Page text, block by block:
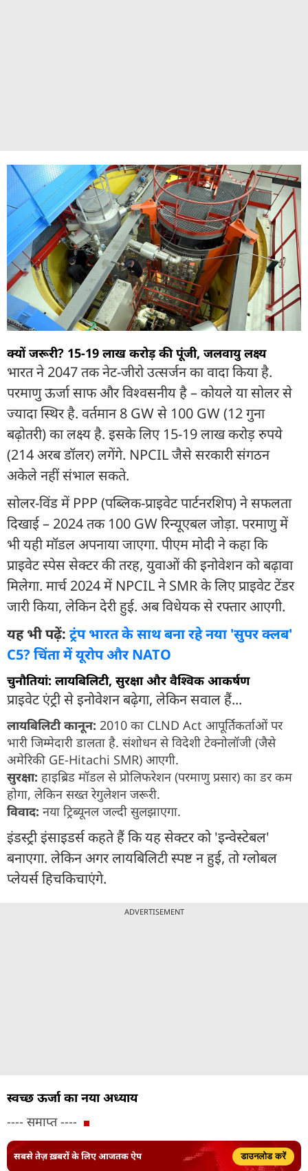
क्यों जरूरी? 15-19 लाख करोड़ की पूंजी, जलवायु लक्ष्य
भारत ने 2047 तक नेट-जीरो उत्सर्जन का वादा किया है.
परमाणु ऊर्जा साफ और विश्वसनीय है – कोयले या सोलर से
ज्यादा स्थिर है. वर्तमान 8 GW से 100 GW (12 गुना
बढ़ोतरी) का लक्ष्य है. इसके लिए 15-19 लाख करोड़ रुपये
(214 अरब डॉलर) लगेंगे. NPCIL जैसे सरकारी संगठन
अकेले नहीं संभाल सकते.
सोलर-विंड में PPP (पब्लिक-प्राइवेट पार्टनरशिप) ने सफलता
दिखाई – 2024 तक 100 GW रिन्यूएबल जोड़ा. परमाणु में
भी यही मॉडल अपनाया जाएगा. पीएम मोदी ने कहा कि
प्राइवेट स्पेस सेक्टर की तरह, युवाओं की इनोवेशन को बढ़ावा
मिलेगा. मार्च 2024 में NPCIL ने SMR के लिए प्राइवेट टेंडर
जारी किया, लेकिन देरी हुई. अब विधेयक से रफ्तार आएगी.
यह भी पढ़ें: ट्रंप भारत के साथ बना रहे नया 'सुपर क्लब'
C5? चिंता में यूरोप और NATO
चुनौतियां: लायबिलिटी, सुरक्षा और वैश्विक आकर्षण
प्राइवेट एंट्री से इनोवेशन बढ़ेगा, लेकिन सवाल हैं...
लायबिलिटी कानून: 2010 का CLND Act आपूर्तिकर्ताओं पर
भारी जिम्मेदारी डालता है. संशोधन से विदेशी टेक्नोलॉजी (जैसे
अमेरिकी GE-Hitachi SMR) आएगी.
सुरक्षा: हाइब्रिड मॉडल से प्रोलिफरेशन (परमाणु प्रसार) का डर कम
होगा, लेकिन सख्त रेगुलेशन जरूरी.
विवाद: नया ट्रिब्यूनल जल्दी सुलझाएगा.
इंडस्ट्री इंसाइडर्स कहते हैं कि यह सेक्टर को 'इन्वेस्टेबल'
बनाएगा. लेकिन अगर लायबिलिटी स्पष्ट न हुई, तो ग्लोबल
प्लेयर्स हिचकिचाएंगे.
ADVERTISEMENT
स्वच्छ ऊर्जा का नया अध्याय
---- समाप्त ----
सबसे तेज़ ख़बरों के लिए आजतक ऐप डाउनलोड करें